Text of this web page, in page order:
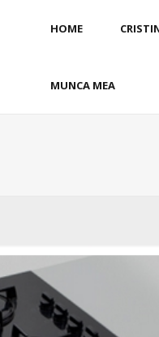
HOME
MUNCA MEA